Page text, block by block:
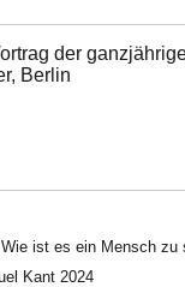
der
Berlin
ist es ein Mensch zu
Kant 2024